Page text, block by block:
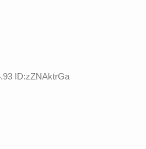
ID:zZNAktrGa